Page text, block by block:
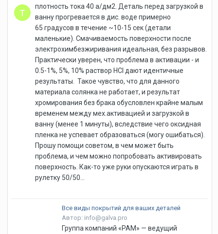
плотность тока 40 а/дм2. Деталь перед загрузкой в
ванну прогревается в дис. воде примерно
65 градусов в течение ~10-15 сек (детали
маленькие). Смачиваемость поверхности после
электрохимбезжиривания идеальная, без разрывов.
Практически уверен, что проблема в активации - и
0.5-1%, 5%, 10% раствор HCl дают идентичные
результаты. Такое чувство, что для данного
материала солянка не работает, и результат
хромирования без брака обусловлен крайне малым
временем между мех.активацией и загрузкой в
ванну (менее 1 минуты), вследствие чего оксидная
пленка не успевает образоваться (могу ошибаться).
Прошу помощи советом, в чем может быть
проблема, и чем можно попробовать активировать
поверхность. Как-то уже руки опускаются играть в
рулетку 50/50...
Все виды покрытий для ваших деталей
Автор: info@galva.pro
Группа компаний «РАМ» — ведущий